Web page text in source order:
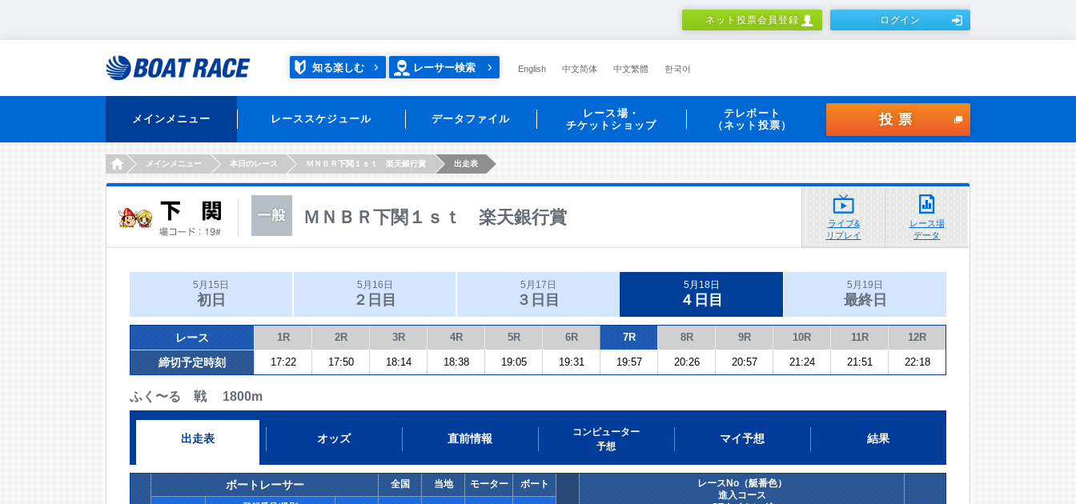
ネット投票会員登録 ログイン
知る楽しむ レーサー検索 English 中文简体 中文繁體 한국어
メインメニュー レーススケジュール データファイル
レース場・
チケットショップ
テレボート
（ネット投票）
投票
HOMEメインメニュー 本日のレース ＭＮＢＲ下関１ｓｔ 楽天銀行賞 出走表
ＭＮＢＲ下関１ｓｔ 楽天銀行賞
ライブ&
リプレイ
レース場
データ
5月15日
初日
5月16日
２日目
5月17日
３日目
5月18日
４日目
5月19日
最終日
レース 1R 2R 3R 4R 5R 6R 7R 8R 9R 10R 11R 12R
締切予定時刻 17:22 17:50 18:14 18:38 19:05 19:31 19:57 20:26 20:57 21:24 21:51 22:18
ふく〜る 戦 1800m
出走表 オッズ 直前情報
コンピューター
予想
マイ予想 結果
ボートレーサー 全国 当地 モーター ボート
レースNo（艇番色）
進入コース